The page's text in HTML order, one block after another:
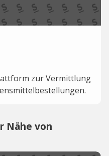
zur Vermittlung
Nähe von